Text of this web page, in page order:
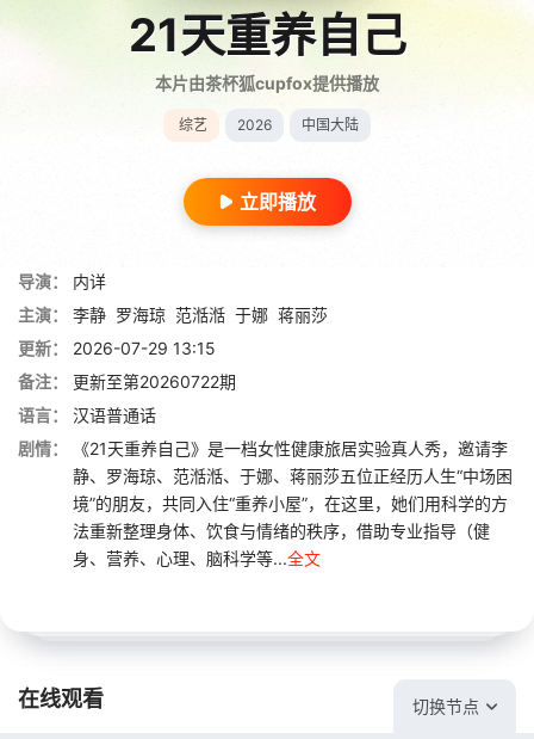
21天重养自己
本片由茶杯狐cupfox提供播放
综艺 2026 中国大陆
立即播放
导演：
内详
主演：
李静 罗海琼 范湉湉 于娜 蒋丽莎
更新：
2026-07-29 13:15
备注：
更新至第20260722期
语言：
汉语普通话
剧情：
《21天重养自己》是一档女性健康旅居实验真人秀，邀请李
静、罗海琼、范湉湉、于娜、蒋丽莎五位正经历人生“中场困
境”的朋友，共同入住“重养小屋”，在这里，她们用科学的方
法重新整理身体、饮食与情绪的秩序，借助专业指导（健
身、营养、心理、脑科学等...全文
在线观看 切换节点